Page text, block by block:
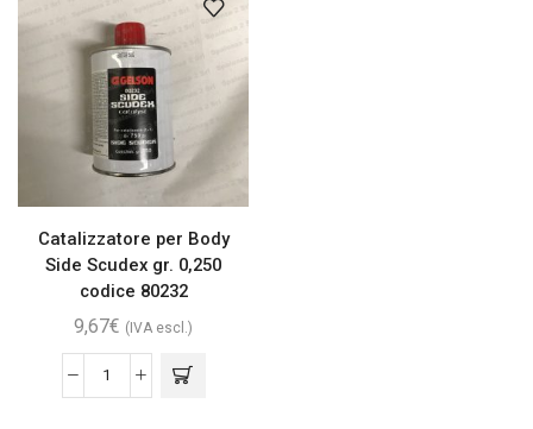
Catalizzatore per Body
Side Scudex gr. 0,250
codice 80232
9,67€ (IVA escl.)